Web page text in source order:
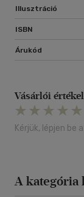
Illusztráció
ISBN
Árukód
Vásárlói
Kérjük, lépjen be
A kategória